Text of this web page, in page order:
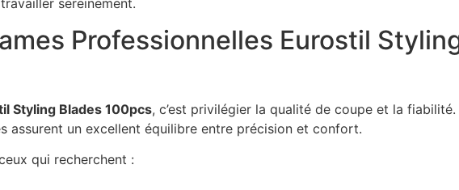
sereinement.
Professionnelles Eurostil
Styling Blades 100pcs, c’est privilégier la qualité de coupe et la
assurent un excellent équilibre entre précision et confort.
qui recherchent :